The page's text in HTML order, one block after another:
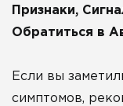
Признаки,
Обратиться в
Если вы
симптомов,